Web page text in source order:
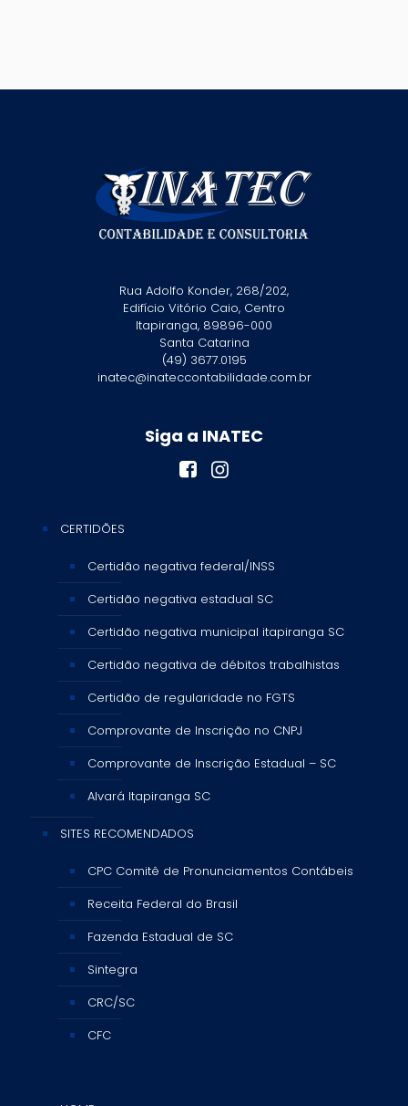
Rua Adolfo Konder, 268/202,
Edifício Vitório Caio, Centro
Itapiranga, 89896-000
Santa Catarina
(49) 3677.0195
inatec@inateccontabilidade.com.br
Siga a INATEC
CERTIDÕES
Certidão negativa federal/INSS
Certidão negativa estadual SC
Certidão negativa municipal itapiranga SC
Certidão negativa de débitos trabalhistas
Certidão de regularidade no FGTS
Comprovante de Inscrição no CNPJ
Comprovante de Inscrição Estadual – SC
Alvará Itapiranga SC
SITES RECOMENDADOS
CPC Comitê de Pronunciamentos Contábeis
Receita Federal do Brasil
Fazenda Estadual de SC
Sintegra
CRC/SC
CFC